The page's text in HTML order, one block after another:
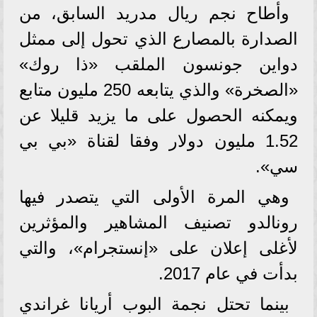
وأطاح نجم ريال مدريد السابق، من
الصدارة بالمصارع الذي تحول إلى ممثل
دواين جونسون الملقب «ذا روك»
«الصخرة» والذي يتابعه 250 مليون متابع
ويمكنه الحصول على ما يزيد قليلا عن
1.52 مليون دولار وفقا لقناة «بي بي
سي».
وهي المرة الأولى التي يتصدر فيها
رونالدو تصنيف المشاهير والمؤثرين
لأغلى إعلان على «إنستجرام»، والتي
بدأت في عام 2017.
بينما تحتل نجمة البوب ​​أريانا غراندي